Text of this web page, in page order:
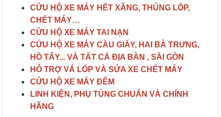
CỨU HỘ XE MÁY HẾT XĂNG, THỦNG LỐP,
CHẾT MÁY…
CỨU HỘ XE MÁY TAI NẠN
CỨU HỘ XE MÁY CẦU GIẤY, HAI BÀ TRƯNG,
HỒ TÂY... VÀ TẤT CẢ ĐỊA BÀN , SÀI GÒN
HỖ TRỢ VÁ LỐP VÀ SỬA XE CHẾT MÁY
CỨU HỘ XE MÁY ĐÊM
LINH KIỆN, PHỤ TÙNG CHUẨN VÀ CHÍNH
HÃNG